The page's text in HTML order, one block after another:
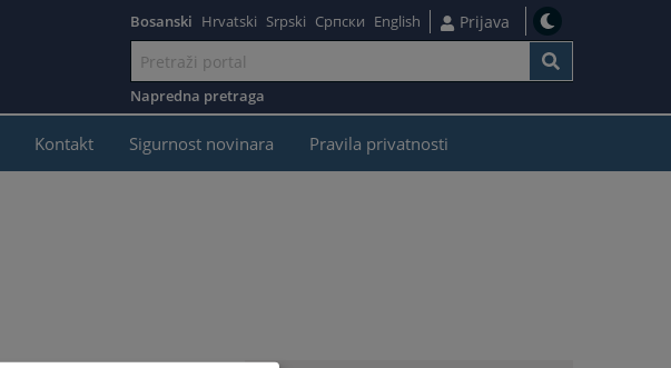
sadržaj
Bosanski Hrvatski Srpski Српски English Prijava
Napredna pretraga
Kontakt Sigurnost novinara Pravila privatnosti